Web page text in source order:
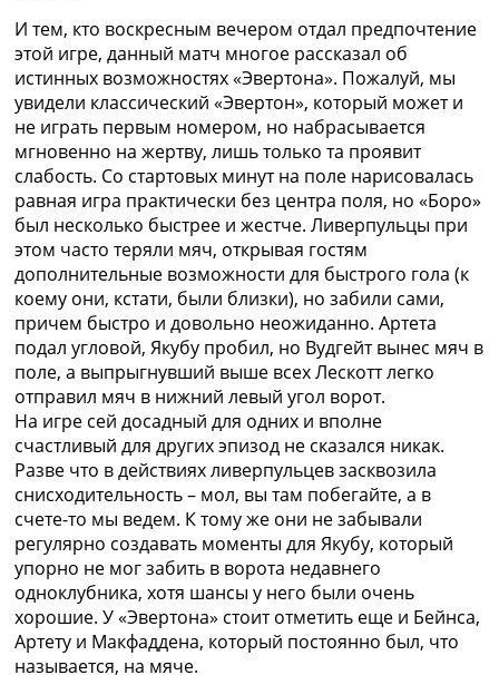
И тем, кто воскресным вечером отдал предпочтение
этой игре, данный матч многое рассказал об
истинных возможностях «Эвертона». Пожалуй, мы
увидели классический «Эвертон», который может и
не играть первым номером, но набрасывается
мгновенно на жертву, лишь только та проявит
слабость. Со стартовых минут на поле нарисовалась
равная игра практически без центра поля, но «Боро»
был несколько быстрее и жестче. Ливерпульцы при
этом часто теряли мяч, открывая гостям
дополнительные возможности для быстрого гола (к
коему они, кстати, были близки), но забили сами,
причем быстро и довольно неожиданно. Артета
подал угловой, Якубу пробил, но Вудгейт вынес мяч в
поле, а выпрыгнувший выше всех Лескотт легко
отправил мяч в нижний левый угол ворот.
На игре сей досадный для одних и вполне
счастливый для других эпизод не сказался никак.
Разве что в действиях ливерпульцев засквозила
снисходительность – мол, вы там побегайте, а в
счете-то мы ведем. К тому же они не забывали
регулярно создавать моменты для Якубу, который
упорно не мог забить в ворота недавнего
одноклубника, хотя шансы у него были очень
хорошие. У «Эвертона» стоит отметить еще и Бейнса,
Артету и Макфаддена, который постоянно был, что
называется, на мяче.